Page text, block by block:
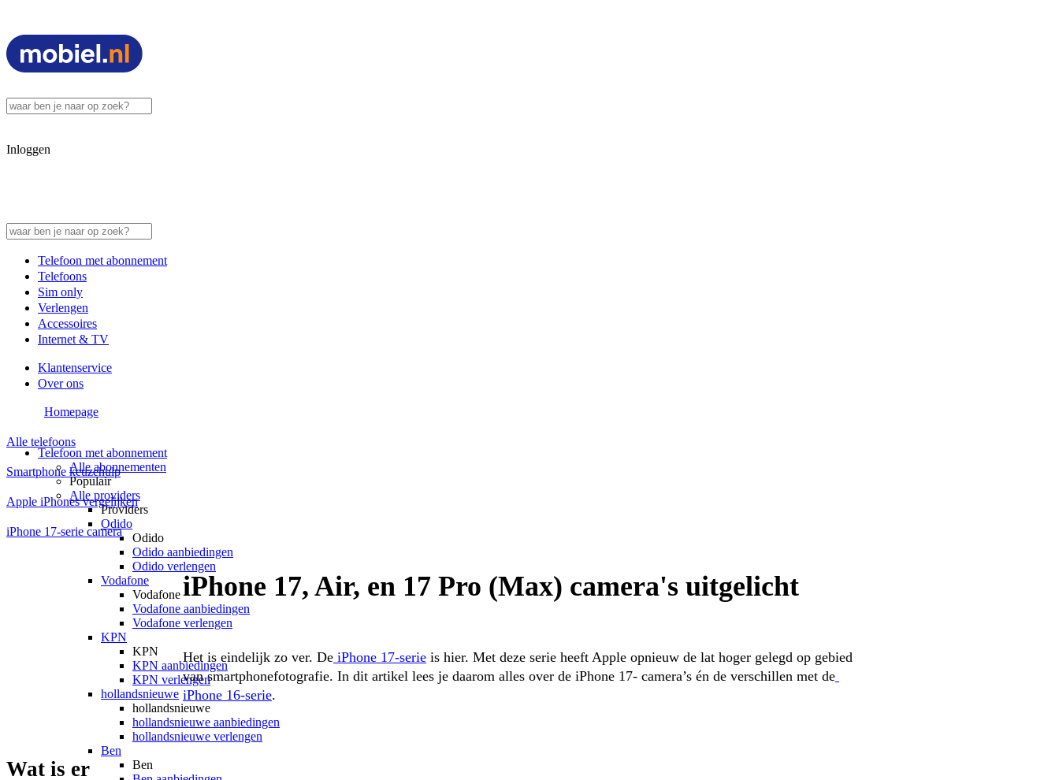
Inloggen
Telefoon met abonnement
Telefoons
Sim only
Verlengen
Accessoires
Internet & TV
Klantenservice
Over ons
Telefoon met abonnement
Alle abonnementen
Populair
Alle providers
Providers
Odido
Odido
Odido aanbiedingen
Odido verlengen
Vodafone
Vodafone
Vodafone aanbiedingen
Vodafone verlengen
KPN
KPN
KPN aanbiedingen
KPN verlengen
hollandsnieuwe
hollandsnieuwe
hollandsnieuwe aanbiedingen
hollandsnieuwe verlengen
Ben
Ben
Homepage
Alle telefoons
Smartphone keuzehulp
Apple iPhones vergelijken
iPhone 17-serie camera
iPhone 17, Air, en 17 Pro (Max) camera's uitgelicht
Het is eindelijk zo ver. De iPhone 17-serie is hier. Met deze serie heeft Apple opnieuw de lat hoger gelegd op gebied
van smartphonefotografie. In dit artikel lees je daarom alles over de iPhone 17- camera’s én de verschillen met de
iPhone 16-serie.
Wat is er